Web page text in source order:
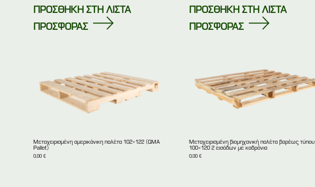
ΠΡΟΣΘΗΚΗ ΣΤΗ ΛΙΣΤΑ
ΠΡΟΣΦΟΡΑΣ
ΠΡΟΣΘΗΚΗ ΣΤΗ ΛΙΣΤΑ
ΠΡΟΣΦΟΡΑΣ
Μεταχειρισμένη αμερικάνικη παλέτα 102×122 (GMA
Pallet)
0,00€
Μεταχειρισμένη βιομηχανική παλέτα βαρέως τύπου
100×120 2 εισόδων με καδρόνια
0,00 €